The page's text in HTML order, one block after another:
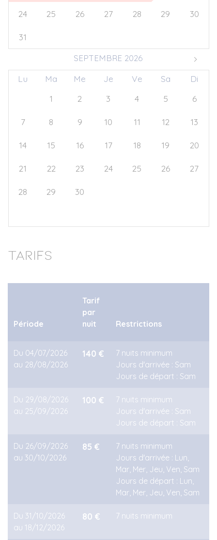
24 25 26 27 28 29 30
31
SEPTEMBRE 2026
Lu Ma Me Je Ve Sa
Di
1 2 3 4 5 6
7 8 9 10 11 12 13
14 15 16 17 18 19 20
21 22 23 24 25 26 27
28 29 30
Tarifs
Période
Tarif
par
nuit
Restrictions
Du 04/07/2026
au 28/08/2026
140 €
7 nuits minimum
Jours d'arrivée : Sam
Jours de départ : Sam
Du 29/08/2026
au 25/09/2026
100 €
7 nuits minimum
Jours d'arrivée : Sam
Jours de départ : Sam
Du 26/09/2026
au 30/10/2026
85 €
7 nuits minimum
Jours d'arrivée : Lun,
Mar, Mer, Jeu, Ven, Sam
Jours de départ : Lun,
Mar, Mer, Jeu, Ven, Sam
Du 31/10/2026
au 18/12/2026
80 € 7 nuits minimum